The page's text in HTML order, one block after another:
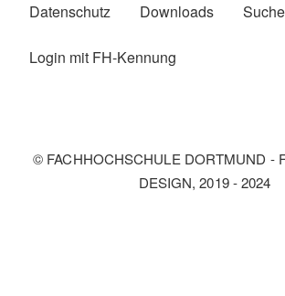
Datenschutz Downloads Suche
Login mit FH-Kennung
© FACHHOCHSCHULE DORTMUND -
DESIGN, 2019 - 2024